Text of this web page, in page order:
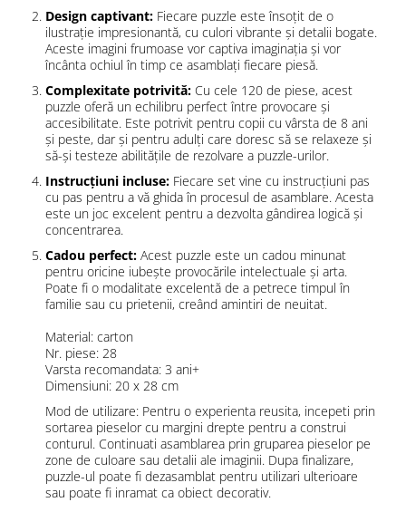
Design captivant: Fiecare puzzle este însoțit de o
ilustrație impresionantă, cu culori vibrante și detalii bogate.
Aceste imagini frumoase vor captiva imaginația și vor
încânta ochiul în timp ce asamblați fiecare piesă.
Complexitate potrivită: Cu cele 120 de piese, acest
puzzle oferă un echilibru perfect între provocare și
accesibilitate. Este potrivit pentru copii cu vârsta de 8 ani
și peste, dar și pentru adulți care doresc să se relaxeze și
să-și testeze abilitățile de rezolvare a puzzle-urilor.
Instrucțiuni incluse: Fiecare set vine cu instrucțiuni pas
cu pas pentru a vă ghida în procesul de asamblare. Acesta
este un joc excelent pentru a dezvolta gândirea logică și
concentrarea.
Cadou perfect: Acest puzzle este un cadou minunat
pentru oricine iubește provocările intelectuale și arta.
Poate fi o modalitate excelentă de a petrece timpul în
familie sau cu prietenii, creând amintiri de neuitat.
Material: carton
Nr. piese: 28
Varsta recomandata: 3 ani+
Dimensiuni: 20 x 28 cm
Mod de utilizare: Pentru o experienta reusita, incepeti prin
sortarea pieselor cu margini drepte pentru a construi
conturul. Continuati asamblarea prin gruparea pieselor pe
zone de culoare sau detalii ale imaginii. Dupa finalizare,
puzzle-ul poate fi dezasamblat pentru utilizari ulterioare
sau poate fi inramat ca obiect decorativ.